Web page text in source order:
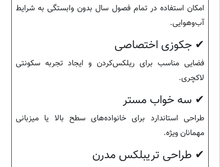
امکان استفاده در تمام فصول سال بدون وابستگی به شرایط
آب‌وهوایی.
✔ جکوزی اختصاصی
فضایی مناسب برای ریلکس‌کردن و ایجاد تجربه سکونتی
لاکچری.
✔ سه خواب مستر
طراحی استاندارد برای خانواده‌های سطح بالا یا میزبانی
مهمانان ویژه.
✔ طراحی تریبلکس مدرن